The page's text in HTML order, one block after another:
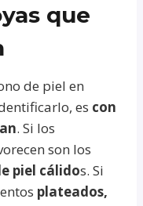
que
de piel en
es con
. Si los
son los
piel cálidos. Si
plateados,